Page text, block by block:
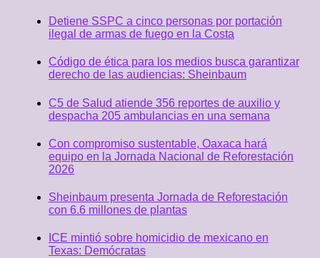
Detiene SSPC a cinco personas por portación
ilegal de armas de fuego en la Costa
Código de ética para los medios busca garantizar
derecho de las audiencias: Sheinbaum
C5 de Salud atiende 356 reportes de auxilio y
despacha 205 ambulancias en una semana
Con compromiso sustentable, Oaxaca hará
equipo en la Jornada Nacional de Reforestación
2026
Sheinbaum presenta Jornada de Reforestación
con 6.6 millones de plantas
ICE mintió sobre homicidio de mexicano en
Texas: Demócratas